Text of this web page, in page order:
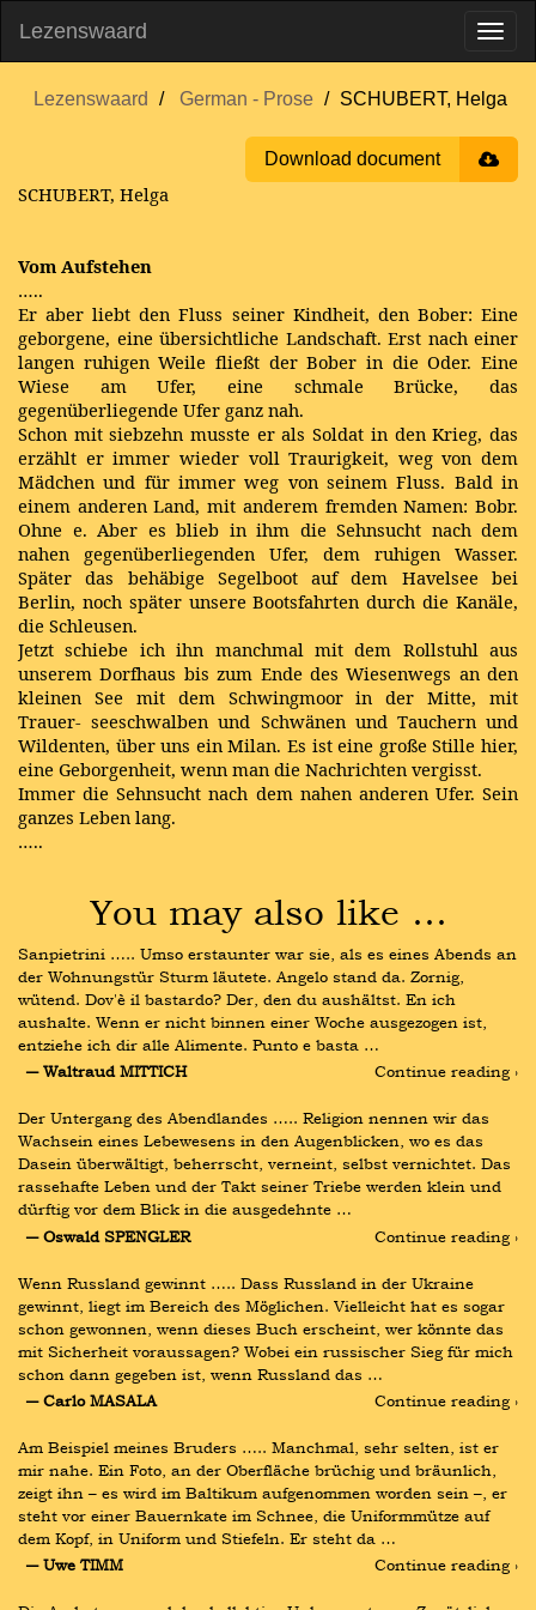
Lezenswaard
Lezenswaard German - Prose SCHUBERT, Helga
Download document
SCHUBERT, Helga
Vom Aufstehen
…..
Er aber liebt den Fluss seiner Kindheit, den Bober: Eine
geborgene, eine übersichtliche Landschaft. Erst nach einer
langen ruhigen Weile fließt der Bober in die Oder. Eine
Wiese am Ufer, eine schmale Brücke, das
gegenüberliegende Ufer ganz nah.
Schon mit siebzehn musste er als Soldat in den Krieg, das
erzählt er immer wieder voll Traurigkeit, weg von dem
Mädchen und für immer weg von seinem Fluss. Bald in
einem anderen Land, mit anderem fremden Namen: Bobr.
Ohne e. Aber es blieb in ihm die Sehnsucht nach dem
nahen gegenüberliegenden Ufer, dem ruhigen Wasser.
Später das behäbige Segelboot auf dem Havelsee bei
Berlin, noch später unsere Bootsfahrten durch die Kanäle,
die Schleusen.
Jetzt schiebe ich ihn manchmal mit dem Rollstuhl aus
unserem Dorfhaus bis zum Ende des Wiesenwegs an den
kleinen See mit dem Schwingmoor in der Mitte, mit
Trauer- seeschwalben und Schwänen und Tauchern und
Wildenten, über uns ein Milan. Es ist eine große Stille hier,
eine Geborgenheit, wenn man die Nachrichten vergisst.
Immer die Sehnsucht nach dem nahen anderen Ufer. Sein
ganzes Leben lang.
…..
You may also like …
Sanpietrini ….. Umso erstaunter war sie, als es eines Abends an
der Wohnungstür Sturm läutete. Angelo stand da. Zornig,
wütend. Dov'è il bastardo? Der, den du aushältst. En ich
aushalte. Wenn er nicht binnen einer Woche ausgezogen ist,
entziehe ich dir alle Alimente. Punto e basta …
― Waltraud MITTICH
Continue reading ›
Der Untergang des Abendlandes ….. Religion nennen wir das
Wachsein eines Lebewesens in den Augenblicken, wo es das
Dasein überwältigt, beherrscht, verneint, selbst vernichtet. Das
rassehafte Leben und der Takt seiner Triebe werden klein und
dürftig vor dem Blick in die ausgedehnte …
― Oswald SPENGLER
Continue reading ›
Wenn Russland gewinnt ….. Dass Russland in der Ukraine
gewinnt, liegt im Bereich des Möglichen. Vielleicht hat es sogar
schon gewonnen, wenn dieses Buch erscheint, wer könnte das
mit Sicherheit voraussagen? Wobei ein russischer Sieg für mich
schon dann gegeben ist, wenn Russland das …
― Carlo MASALA
Continue reading ›
Am Beispiel meines Bruders ….. Manchmal, sehr selten, ist er
mir nahe. Ein Foto, an der Oberfläche brüchig und bräunlich,
zeigt ihn – es wird im Baltikum aufgenommen worden sein –, er
steht vor einer Bauernkate im Schnee, die Uniformmütze auf
dem Kopf, in Uniform und Stiefeln. Er steht da …
― Uwe TIMM
Continue reading ›